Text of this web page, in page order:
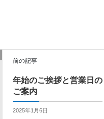
前の記事
年始のご挨拶と営業日の
ご案内
2025年1月6日